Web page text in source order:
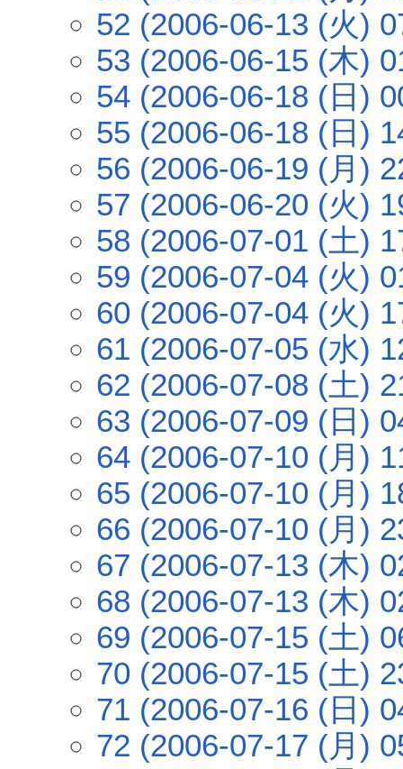
52 (2006-06-13 (火)
53 (2006-06-15 (木)
54 (2006-06-18 (日)
55 (2006-06-18 (日)
56 (2006-06-19 (月)
57 (2006-06-20 (火)
58 (2006-07-01 (土)
59 (2006-07-04 (火)
60 (2006-07-04 (火)
61 (2006-07-05 (水)
62 (2006-07-08 (土)
63 (2006-07-09 (日)
64 (2006-07-10 (月)
65 (2006-07-10 (月)
66 (2006-07-10 (月)
67 (2006-07-13 (木)
68 (2006-07-13 (木)
69 (2006-07-15 (土)
70 (2006-07-15 (土)
71 (2006-07-16 (日)
72 (2006-07-17 (月)